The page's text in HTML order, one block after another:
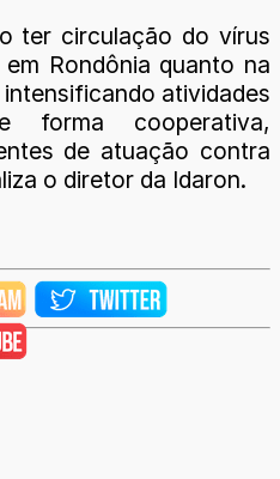
ter circulação do vírus
Rondônia quanto na
atividades
cooperativa,
de atuação contra
o diretor da Idaron.